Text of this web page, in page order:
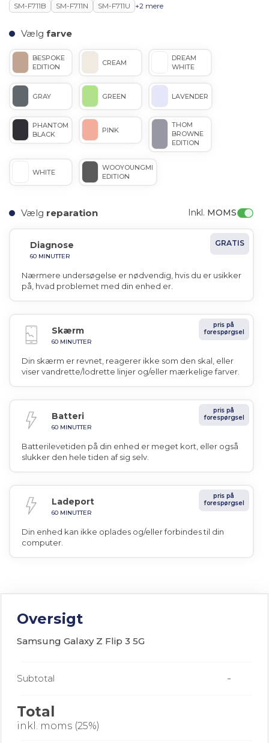
SM-F711B SM-F711N SM-F711U +2 mere
Vælg farve
BESPOKE
EDITION
CREAM
DREAM
WHITE
GRAY GREEN LAVENDER
PHANTOM
BLACK
PINK
THOM
BROWNE
EDITION
WHITE
WOOYOUNGMI
EDITION
Vælg reparation Inkl. MOMS
Diagnose
60 MINUTTER
GRATIS
Nærmere undersøgelse er nødvendig, hvis du er usikker
på, hvad problemet med din enhed er.
Skærm
60 MINUTTER
pris på
forespørgsel
Din skærm er revnet, reagerer ikke som den skal, eller
viser vandrette/lodrette linjer og/eller mærkelige farver.
Batteri
60 MINUTTER
pris på
forespørgsel
Batterilevetiden på din enhed er meget kort, eller også
slukker den hele tiden af sig selv.
Ladeport
60 MINUTTER
pris på
forespørgsel
Din enhed kan ikke oplades og/eller forbindes til din
computer.
Oversigt
Samsung Galaxy Z Flip 3 5G
Subtotal -
Total
inkl. moms (25%)